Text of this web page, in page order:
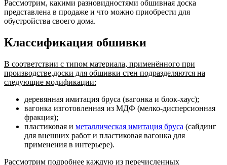
Рассмотрим, какими разновидностями обшивная доска
представлена в продаже и что можно приобрести для
обустройства своего дома.
Классификация обшивки
В соответствии с типом материала, применённого при
производстве,доски для обшивки стен подразделяются на
следующие модификации:
деревянная имитация бруса (вагонка и блок-хаус);
вагонка изготовленная из МДФ (мелко-дисперсионная
фракция);
пластиковая и металлическая имитация бруса (сайдинг
для внешних работ и пластиковая вагонка для
применения в интерьере).
Рассмотрим подробнее каждую из перечисленных